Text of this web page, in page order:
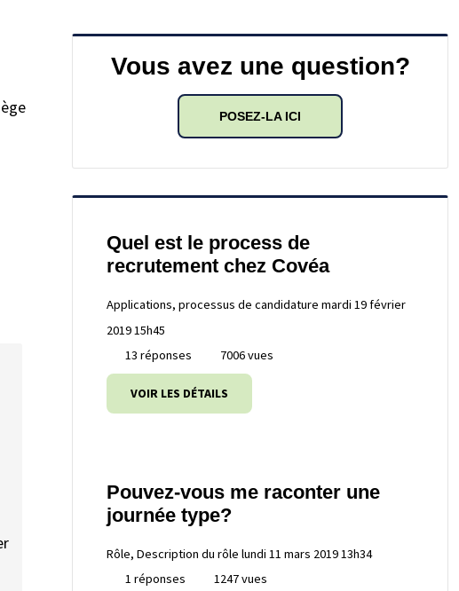
Vous avez une question?
POSEZ-LA ICI
Quel est le process de
recrutement chez Covéa
Applications, processus de candidature mardi 19 février
2019 15h45
13 réponses
7006 vues
VOIR LES DÉTAILS
Pouvez-vous me raconter une
journée type?
Rôle, Description du rôle lundi 11 mars 2019 13h34
1 réponses
1247 vues